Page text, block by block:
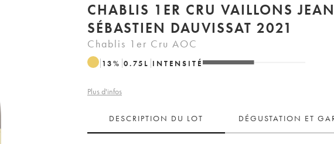
CHABLIS 1ER CRU VAILLONS
SÉBASTIEN DAUVISSAT 2021
Chablis 1er Cru AOC
13% 0.75 L INTENSITÉ
Plus d'infos
DESCRIPTION DU LOT DÉGUSTATION ET